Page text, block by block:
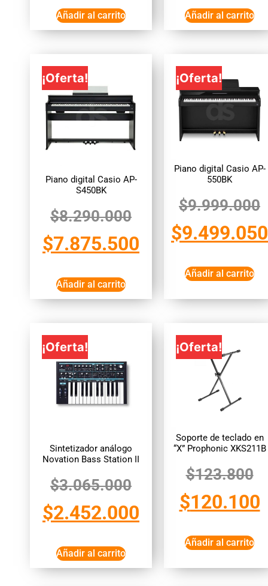
Añadir al carrito Añadir al carrito
¡Oferta!
Piano digital Casio AP-
S450BK
$8.290.000
$7.875.500
Añadir al carrito
¡Oferta!
Piano digital Casio AP-
550BK
$9.999.000
$9.499.050
Añadir al carrito
¡Oferta!
Sintetizador análogo
Novation Bass Station II
$3.065.000
$2.452.000
Añadir al carrito
¡Oferta!
Soporte de teclado en
“X” Prophonic XKS211B
$123.800
$120.100
Añadir al carrito